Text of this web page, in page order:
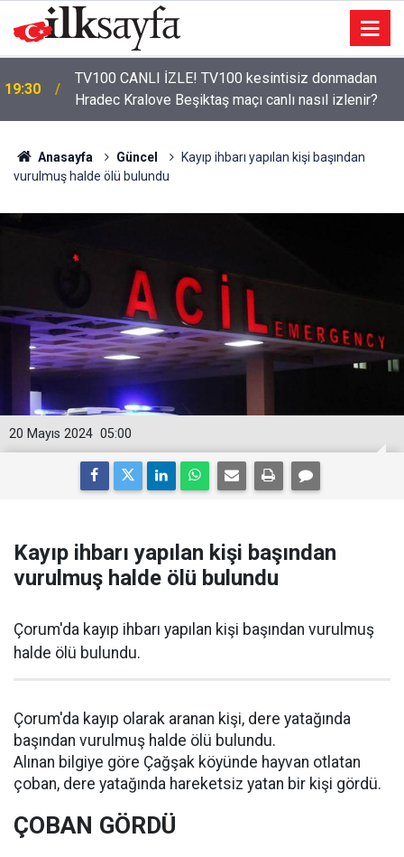
19:30
TV100 CANLI İZLE! TV100 kesintisiz donmadan
Hradec Kralove Beşiktaş maçı canlı nasıl izlenir?
Anasayfa Güncel
Kayıp ihbarı yapılan kişi başından
vurulmuş halde ölü bulundu
05:00
20 Mayıs 2024
Kayıp ihbarı yapılan kişi başından
vurulmuş halde ölü bulundu
Çorum'da kayıp ihbarı yapılan kişi başından vurulmuş
halde ölü bulundu.
Çorum'da kayıp olarak aranan kişi, dere yatağında
başından vurulmuş halde ölü bulundu.
Alınan bilgiye göre Çağşak köyünde hayvan otlatan
çoban, dere yatağında hareketsiz yatan bir kişi gördü.
ÇOBAN GÖRDÜ